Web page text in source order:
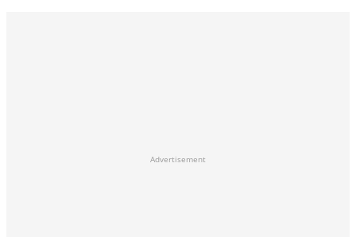
Advertisement